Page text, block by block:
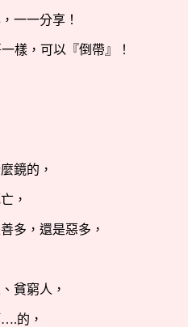
一一分享！
樣，可以『倒帶』！
鏡的，
，
多，還是惡多，
貧窮人，
….的，